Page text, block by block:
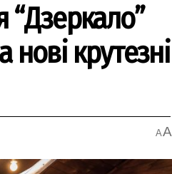
“Дзеркало”
крутезні
AA